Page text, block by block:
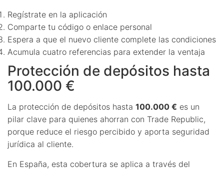
Regístrate en la aplicación
Comparte tu código o enlace personal
Espera a que el nuevo cliente complete las condiciones
Acumula cuatro referencias para extender la ventaja
Protección de depósitos hasta
100.000 €
La protección de depósitos hasta 100.000 € es un
pilar clave para quienes ahorran con Trade Republic,
porque reduce el riesgo percibido y aporta seguridad
jurídica al cliente.
En España, esta cobertura se aplica a través del